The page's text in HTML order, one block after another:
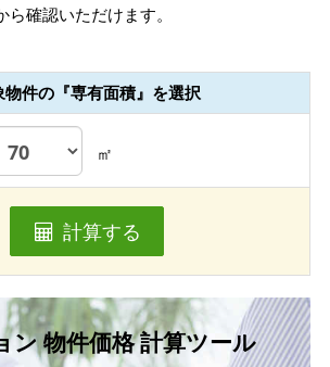
ら確認いただけます。
物件の『専有面積』を選択
㎡
計算する
ン 物件価格 計算ツール